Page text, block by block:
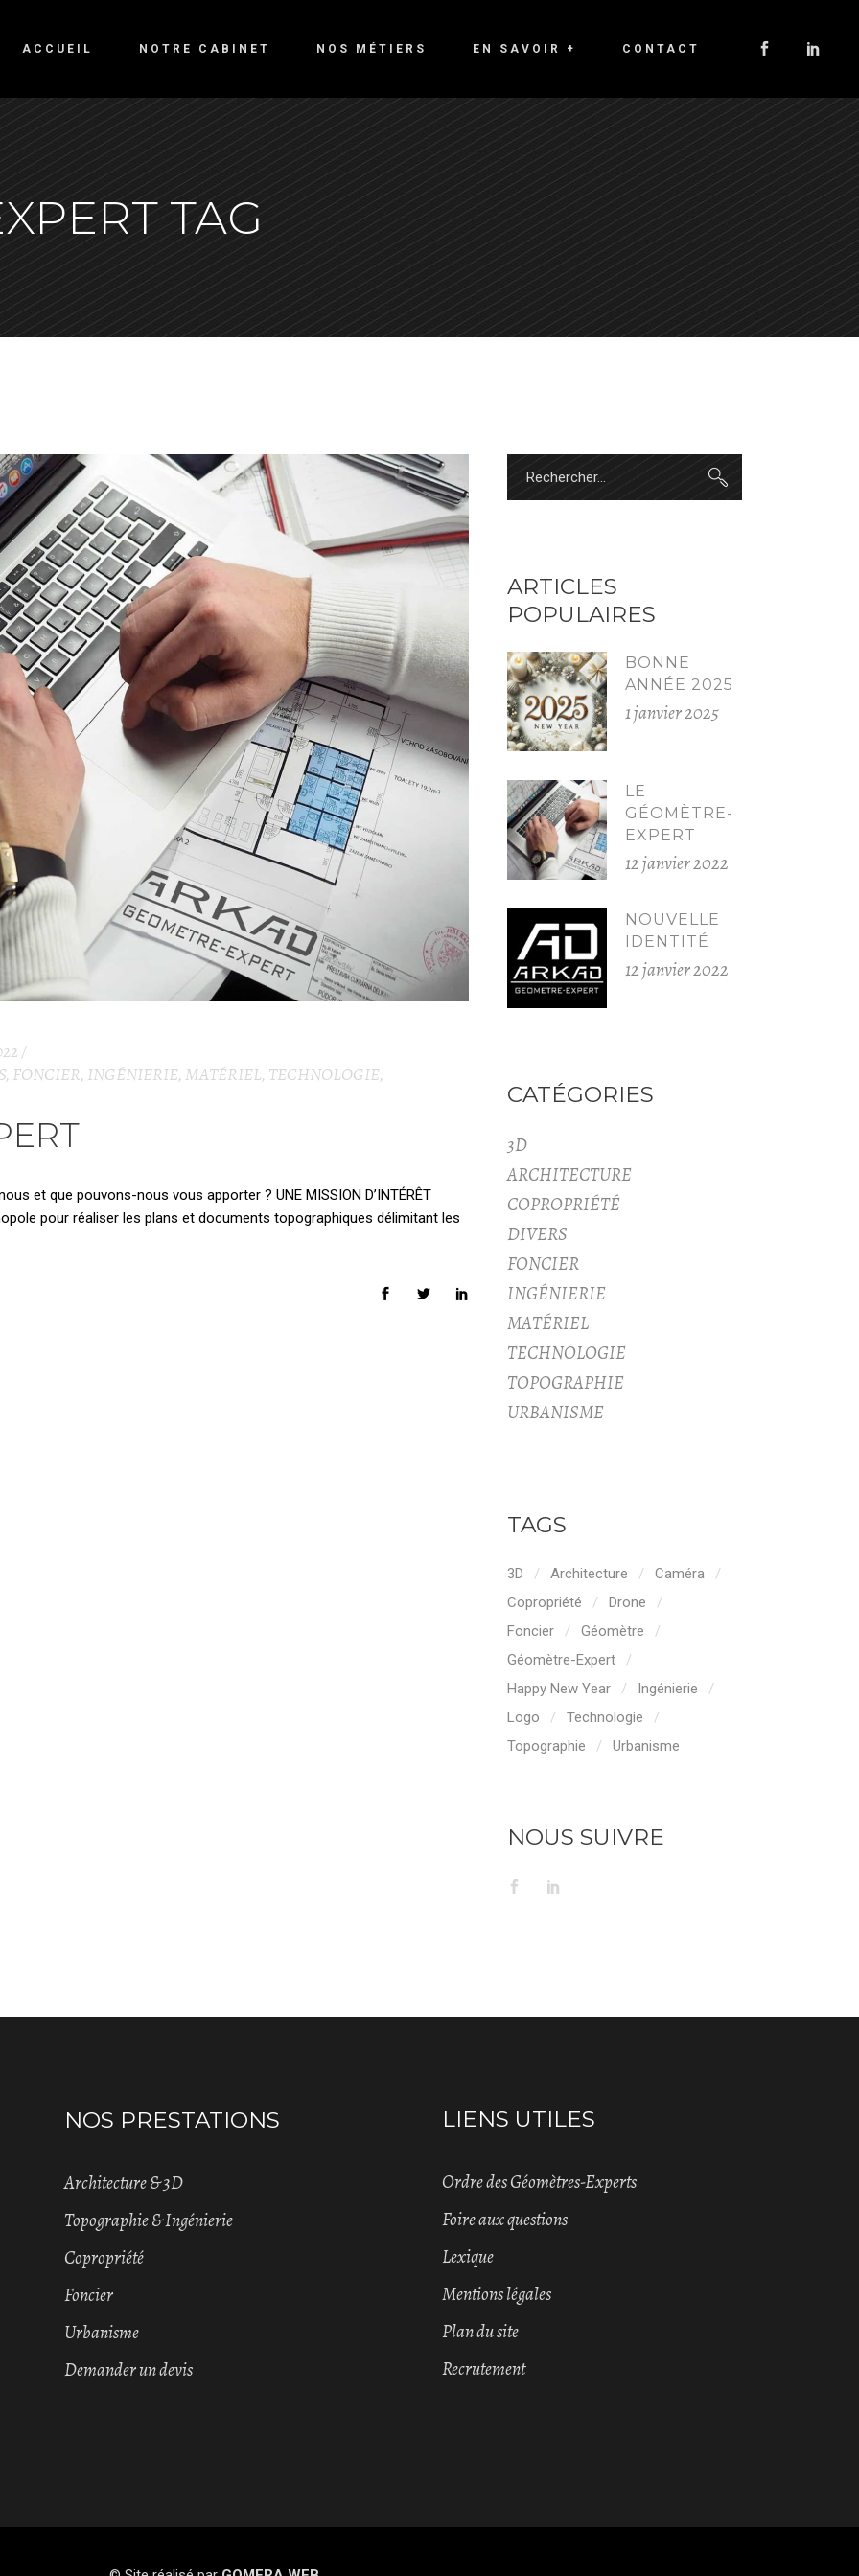
ACCUEIL NOTRE CABINET NOS MÉTIERS EN SAVOIR + CONTACT
TAG
, FONCIER, INGÉNIERIE, MATÉRIEL, TECHNOLOGIE,
et que pouvons-nous vous apporter ? UNE MISSION D’INTÉRÊT
pour réaliser les plans et documents topographiques délimitant les
ARTICLES
POPULAIRES
BONNE
ANNÉE 2025
1 janvier 2025
LE
GÉOMÈTRE-
EXPERT
12 janvier 2022
NOUVELLE
IDENTITÉ
12 janvier 2022
CATÉGORIES
3D
ARCHITECTURE
COPROPRIÉTÉ
DIVERS
FONCIER
INGÉNIERIE
MATÉRIEL
TECHNOLOGIE
TOPOGRAPHIE
URBANISME
TAGS
3D Architecture
Caméra
Copropriété
Drone
Foncier
Géomètre
Géomètre-Expert
Happy New Year
Ingénierie
Logo
Technologie
Topographie
Urbanisme
NOUS SUIVRE
NOS PRESTATIONS
Architecture & 3D
Topographie & Ingénierie
Copropriété
Foncier
Urbanisme
Demander un devis
LIENS UTILES
Ordre des Géomètres-Experts
Foire aux questions
Lexique
Mentions légales
Plan du site
Recrutement